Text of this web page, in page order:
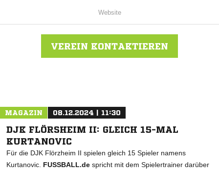
Website
VEREIN KONTAKTIEREN
MAGAZIN 08.12.2024 | 11:30
DJK FLÖRSHEIM II: GLEICH 15-MAL
KURTANOVIC
Für die DJK Flörzheim II spielen gleich 15 Spieler namens
Kurtanovic. FUSSBALL.de spricht mit dem Spielertrainer darüber